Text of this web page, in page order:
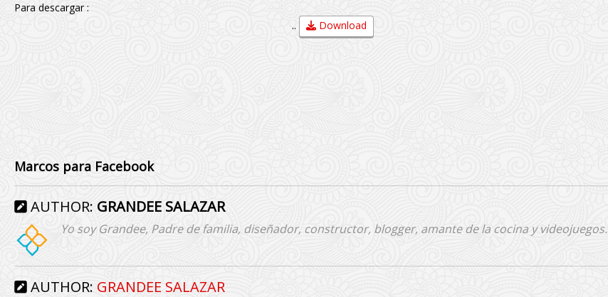
Para descargar :
..
Download
Marcos para Facebook
AUTHOR: GRANDEE SALAZAR
Yo soy Grandee, Padre de familia, diseñador, constructor, blogger, amante de la cocina y videojuegos.
AUTHOR: GRANDEE SALAZAR